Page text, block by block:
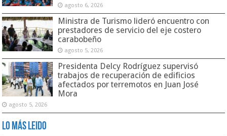
agosto 6, 2026
Ministra de Turismo lideró encuentro con
prestadores de servicio del eje costero
carabobeño
agosto 5, 2026
Presidenta Delcy Rodríguez supervisó
trabajos de recuperación de edificios
afectados por terremotos en Juan José
Mora
agosto 5, 2026
Lo Más Leido